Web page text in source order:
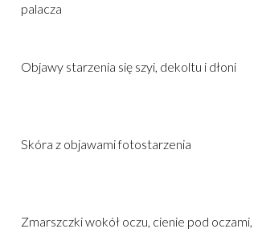
palacza
Objawy starzenia się szyi, dekoltu i dłoni
Skóra z objawami fotostarzenia
Zmarszczki wokół oczu, cienie pod oczami,